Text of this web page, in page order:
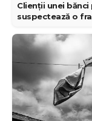
Clienții unei
suspectează o